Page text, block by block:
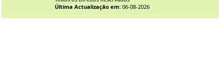
Última Actualização em: 06-08-2026